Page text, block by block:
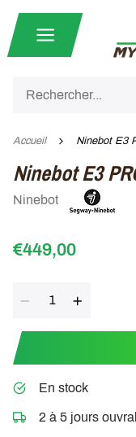
Accueil Ninebot E3
Ninebot E3
Ninebot
€449,00
En stock
2 à 5 jours